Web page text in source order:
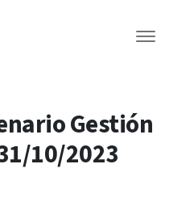
Gestión
10/2023